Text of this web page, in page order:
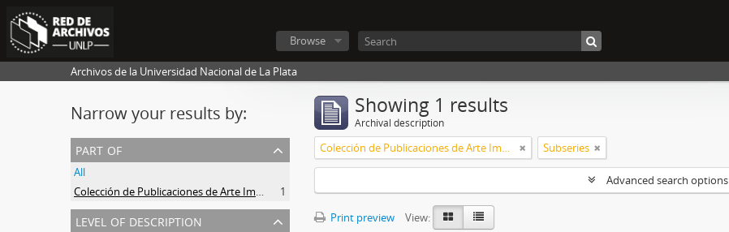
Browse
Archivos de la Universidad Nacional de La Plata
Narrow your results by:
part of
All
Colección de Publicaciones de Arte Impreso
1
level of description
Showing 1 results
Archival description
Colección de Publicaciones de Arte Impreso Subseries
Advanced search options
Print preview View: